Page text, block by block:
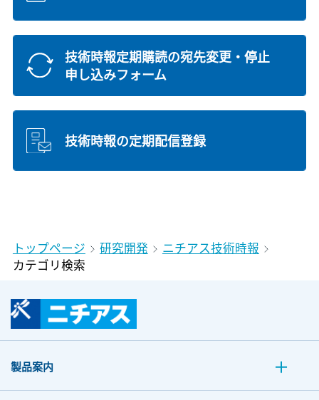
技術時報定期購読の宛先変更・停止
申し込みフォーム
技術時報の定期配信登録
トップページ 研究開発
ニチアス技術時報
カテゴリ検索
製品案内